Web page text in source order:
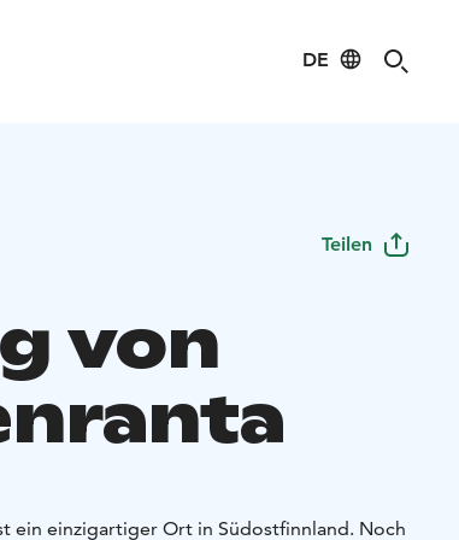
DE
Teilen
von
ein einzigartiger Ort in Südostfinnland. Noch